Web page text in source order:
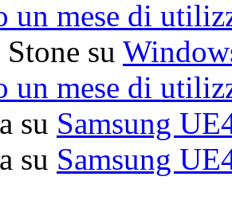
un mese di
Stone su
un mese di
su Samsung
su Samsung